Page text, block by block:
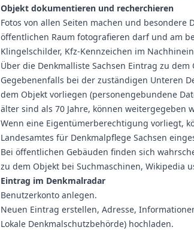
Objekt dokumentieren und recherchieren
Fotos von allen Seiten machen und
öffentlichen Raum fotografieren darf und am
Klingelschilder, Kfz-Kennzeichen im
Über die Denkmalliste Sachsen Eintrag zu dem
Gegebenenfalls bei der zuständigen Unteren
dem Objekt vorliegen (personengebundene
älter sind als 70 Jahre, können weitergegeben
Wenn eine Eigentümerberechtigung vorliegt,
Landesamtes für Denkmalpflege Sachsen
Bei öffentlichen Gebäuden finden sich
zu dem Objekt bei Suchmaschinen, Wikipedia
Eintrag im Denkmalradar
Benutzerkonto anlegen.
Neuen Eintrag erstellen, Adresse,
Lokale Denkmalschutzbehörde) hochladen.